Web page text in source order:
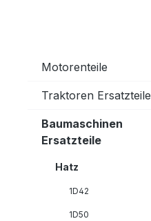
Motorenteile
Traktoren Ersatzteile
Baumaschinen
Ersatzteile
Hatz
1D42
1D50